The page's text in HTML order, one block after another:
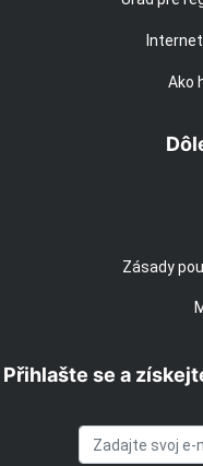
Ako
Zásady
Přihlašte se a